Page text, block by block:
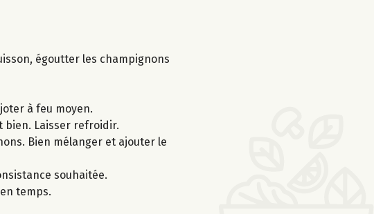
égoutter les champignons
à feu moyen.
bien. Laisser refroidir.
Bien mélanger et ajouter le
souhaitée.
temps.